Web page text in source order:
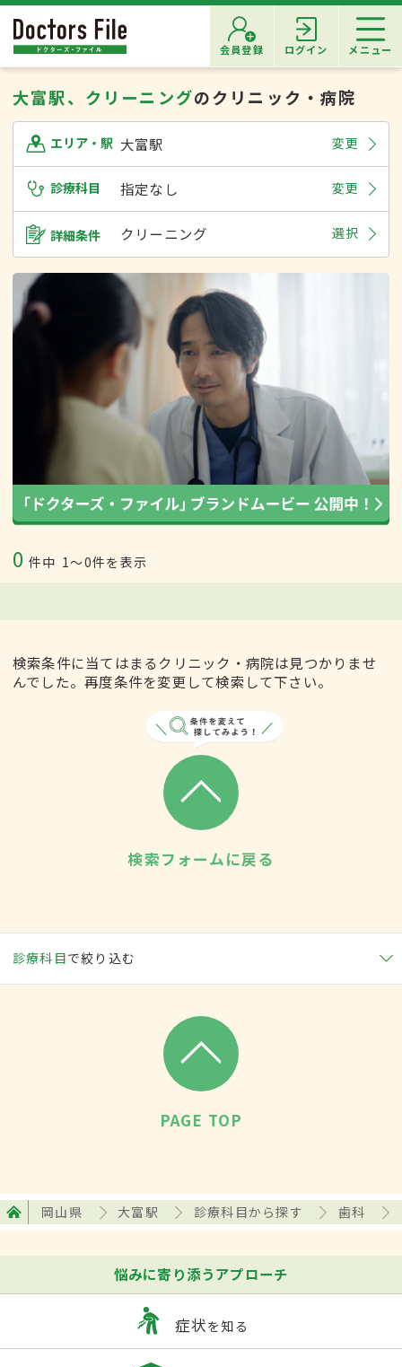
会員登録 ログイン メニュー
大富駅、クリーニングのクリニック・病院
エリア・駅 大富駅 変更
診療科目 指定なし 変更
詳細条件 クリーニング 選択
0 件中 1〜0件を表示
検索条件に当てはまるクリニック・病院は見つかりませ
んでした。再度条件を変更して検索して下さい。
検索フォームに戻る
診療科目で絞り込む
PAGE TOP
岡山県 大富駅 診療科目から探す 歯科
悩みに寄り添うアプローチ
症状を知る